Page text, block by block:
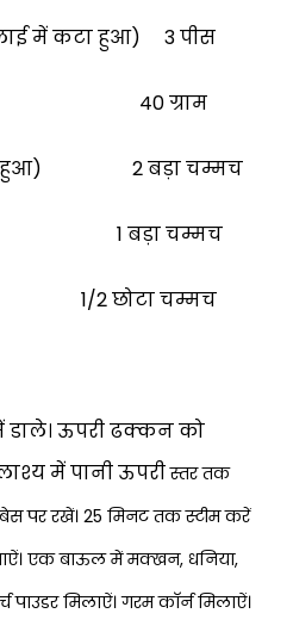
में कटा हुआ) 3 पीस
हुआ) 40 ग्राम
हुआ) 2 बड़ा चम्मच
1 बड़ा चम्मच
1/2 छोटा चम्मच
डाले। ऊपरी ढक्कन को
में पानी ऊपरीस्तर तक
बेस पर रखें। 25 मिनट तक स्टीम करें
एक बाऊल में मक्खन, धनिया,
पाउडर मिलाऐं।गरम काॅर्न मिलाऐं।